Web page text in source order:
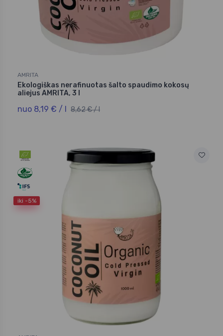
AMRITA
Ekologiškas nerafinuotas šalto spaudimo kokosų
aliejus AMRITA, 3 l
nuo 8,19 € / l 8,62 € / l
iki -5%